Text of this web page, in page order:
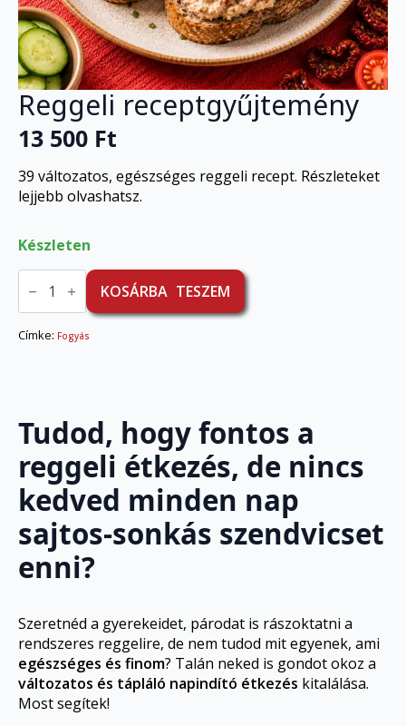
Reggeli receptgyűjtemény
13 500 Ft
39 változatos, egészséges reggeli recept. Részleteket
lejjebb olvashatsz.
Készleten
Reggeli
receptgyűjtemény
mennyiség
KOSÁRBA TESZEM
Címke: Fogyás
Tudod, hogy fontos a
reggeli étkezés, de nincs
kedved minden nap
sajtos-sonkás szendvicset
enni?
Szeretnéd a gyerekeidet, párodat is rászoktatni a
rendszeres reggelire, de nem tudod mit egyenek, ami
egészséges és finom? Talán neked is gondot okoz a
változatos és tápláló napindító étkezés kitalálása.
Most segítek!